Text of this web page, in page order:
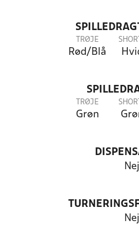
TRØJE
Rød/Blå
TRØJE
Grøn
Nej
Nej